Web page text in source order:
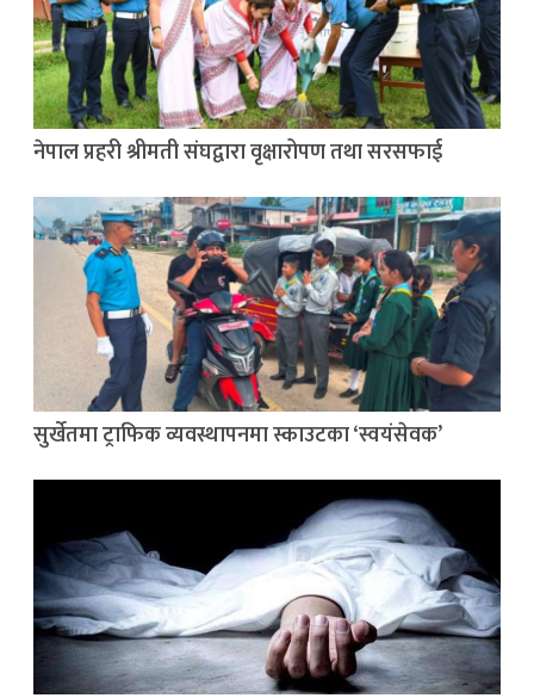
नेपाल प्रहरी श्रीमती संघद्वारा वृक्षारोपण तथा सरसफाई
सुर्खेतमा ट्राफिक व्यवस्थापनमा स्काउटका ‘स्वयंसेवक’